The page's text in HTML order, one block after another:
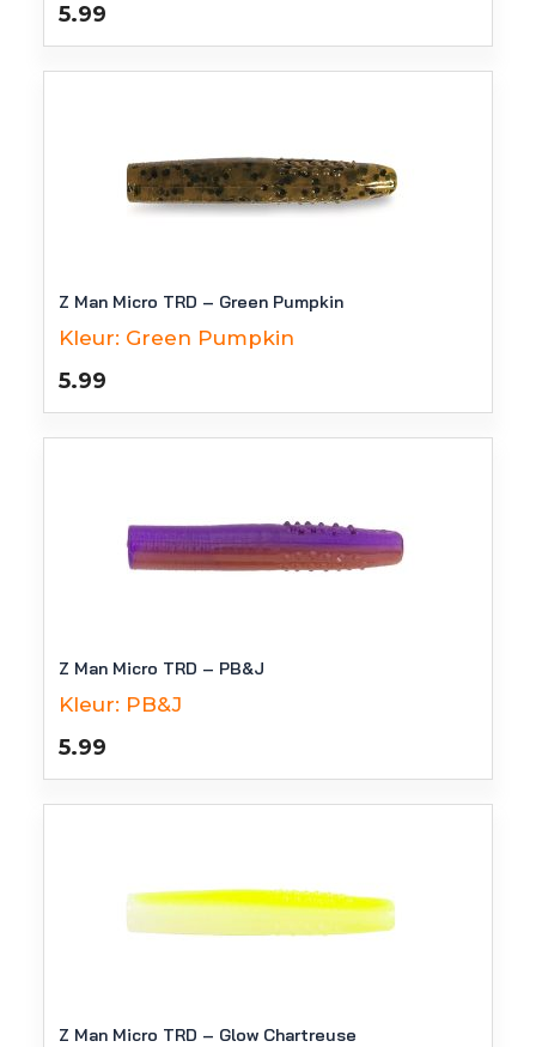
5.99
Z Man Micro TRD – Green Pumpkin
Kleur: Green Pumpkin
5.99
Z Man Micro TRD – PB&J
Kleur: PB&J
5.99
Z Man Micro TRD – Glow Chartreuse